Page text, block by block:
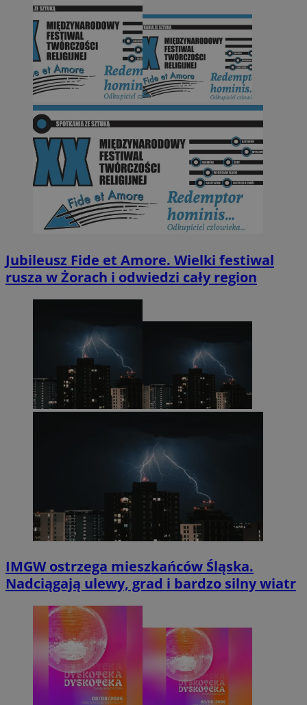
Jubileusz Fide et Amore. Wielki festiwal
rusza w Żorach i odwiedzi cały region
IMGW ostrzega mieszkańców Śląska.
Nadciągają ulewy, grad i bardzo silny wiatr